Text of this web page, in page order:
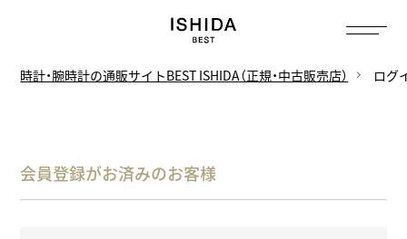
時計・腕時計の通販サイトBEST ISHIDA（正規・中古販売店） ログ
会員登録がお済みのお客様